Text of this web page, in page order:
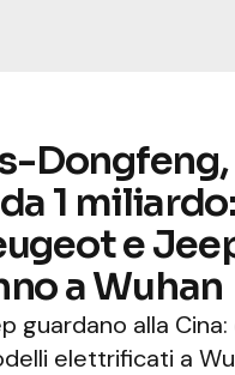
Dongfeng,
1 miliardo:
e
a Wuhan
guardano alla Cina:
elettrificati a